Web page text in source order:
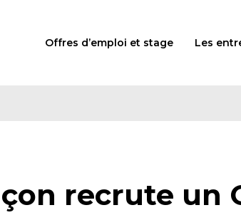
Offres d’emploi et stage Les
recrute un